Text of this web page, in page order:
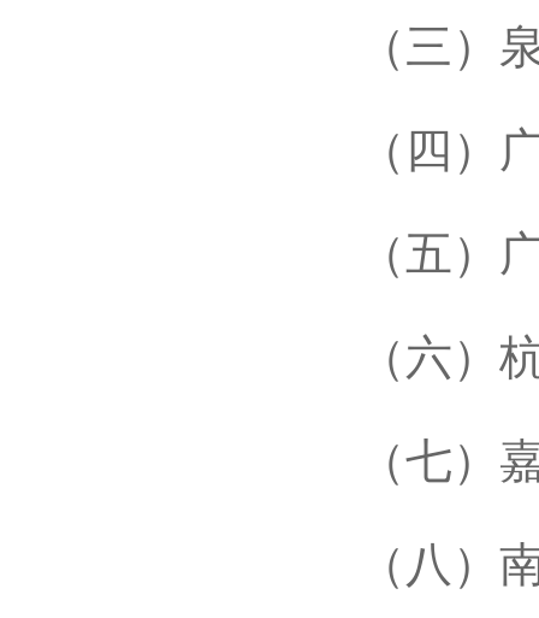
（三）泉
（四）广
（五）广
（六）杭
（七）嘉
（八）南